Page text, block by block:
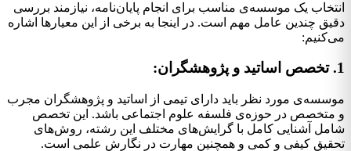
انتخاب یک موسسه‌ی مناسب برای انجام پایان‌نامه، نیازمند بررسی
دقیق چندین عامل مهم است. در اینجا به برخی از این معیارها اشاره
می‌کنیم:
1. تخصص اساتید و پژوهشگران:
موسسه‌ی مورد نظر باید دارای تیمی از اساتید و پژوهشگران مجرب
و متخصص در حوزه‌ی فلسفه علوم اجتماعی باشد. این تخصص
شامل آشنایی کامل با گرایش‌های مختلف این رشته، روش‌های
تحقیق کیفی و کمی و همچنین مهارت در نگارش علمی است.